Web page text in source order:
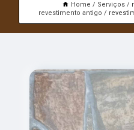
Home Serviços
revestimento antigo